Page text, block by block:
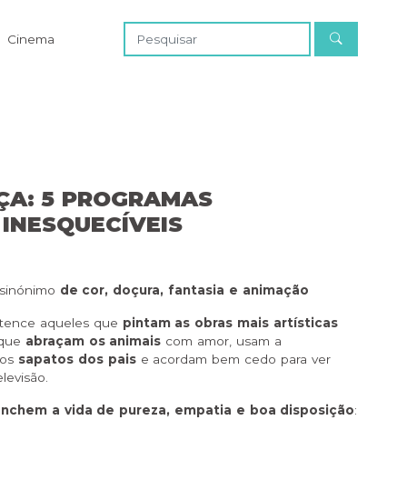
Cinema
5 PROGRAMAS
de cor, doçura, fantasia e animação
aqueles que pintam as obras mais artísticas
abraçam os animais com amor, usam a
sapatos dos pais e acordam bem cedo para ver
a vida de pureza, empatia e boa disposição: